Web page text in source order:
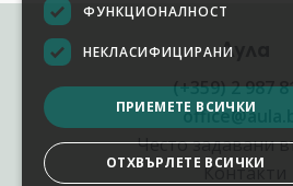
Аула
(+359) 2 987
Често задавани
Контакти
ФУНКЦИОНАЛНОСТ
НЕКЛАСИФИЦИРАНИ
ПРИЕМЕТЕ ВСИЧКИ
ОТХВЪРЛЕТЕ ВСИЧКИ